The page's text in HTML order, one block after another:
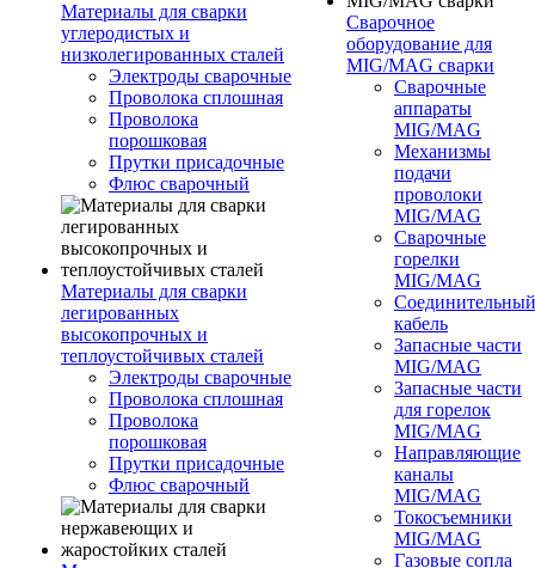
Материалы для сварки
углеродистых и
низколегированных сталей
Электроды сварочные
Проволока сплошная
Проволока
порошковая
Прутки присадочные
Флюс сварочный
Материалы для сварки
легированных
высокопрочных и
теплоустойчивых сталей
Электроды сварочные
Проволока сплошная
Проволока
порошковая
Прутки присадочные
Флюс сварочный
Сварочное
оборудование для
MIG/MAG сварки
Сварочные
аппараты
MIG/MAG
Механизмы
подачи
проволоки
MIG/MAG
Сварочные
горелки
MIG/MAG
Соединительный
кабель
Запасные части
MIG/MAG
Запасные части
для горелок
MIG/MAG
Направляющие
каналы
MIG/MAG
Токосъемники
MIG/MAG
Газовые сопла